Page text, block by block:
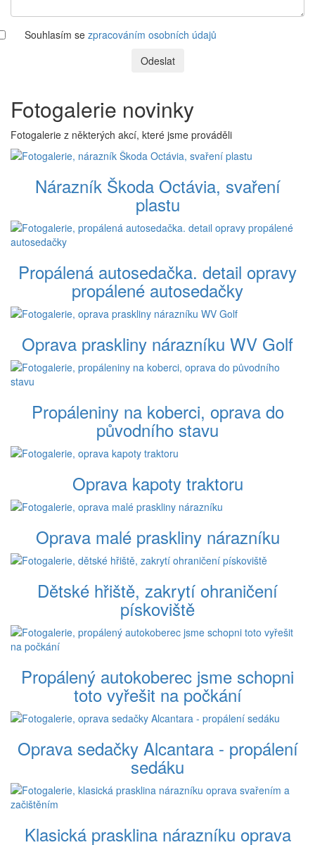
Souhlasím se zpracováním osobních údajů
Odeslat
Fotogalerie novinky
Fotogalerie z některých akcí, které jsme prováděli
Nárazník Škoda Octávia, svaření
plastu
Propálená autosedačka. detail opravy
propálené autosedačky
Oprava praskliny nárazníku WV Golf
Propáleniny na koberci, oprava do
původního stavu
Oprava kapoty traktoru
Oprava malé praskliny nárazníku
Dětské hřiště, zakrytí ohraničení
pískoviště
Propálený autokoberec jsme schopni
toto vyřešit na počkání
Oprava sedačky Alcantara - propálení
sedáku
Klasická prasklina nárazníku oprava